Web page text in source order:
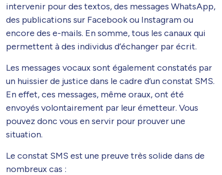
intervenir pour des textos, des messages WhatsApp,
des publications sur Facebook ou Instagram ou
encore des e-mails. En somme, tous les canaux qui
permettent à des individus d’échanger par écrit.
Les messages vocaux sont également constatés par
un huissier de justice dans le cadre d’un constat SMS.
En effet, ces messages, même oraux, ont été
envoyés volontairement par leur émetteur. Vous
pouvez donc vous en servir pour prouver une
situation.
Le constat SMS est une preuve très solide dans de
nombreux cas :